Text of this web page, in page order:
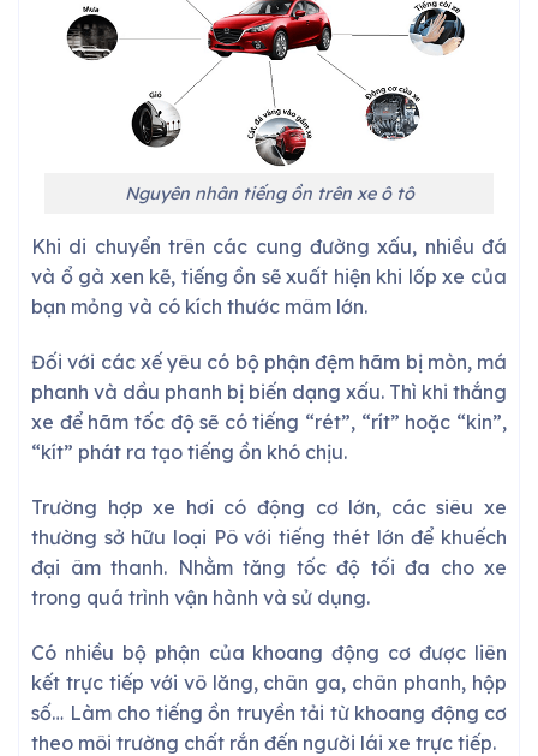
Nguyên nhân tiếng ồn trên xe ô tô
Khi di chuyển trên các cung đường xấu, nhiều đá
và ổ gà xen kẽ, tiếng ồn sẽ xuất hiện khi lốp xe của
bạn mỏng và có kích thước mâm lớn.
Đối với các xế yêu có bộ phận đệm hãm bị mòn, má
phanh và dầu phanh bị biến dạng xấu. Thì khi thắng
xe để hãm tốc độ sẽ có tiếng “rét”, “rít” hoặc “kin”,
“kít” phát ra tạo tiếng ồn khó chịu.
Trường hợp xe hơi có động cơ lớn, các siêu xe
thường sở hữu loại Pô với tiếng thét lớn để khuếch
đại âm thanh. Nhằm tăng tốc độ tối đa cho xe
trong quá trình vận hành và sử dụng.
Có nhiều bộ phận của khoang động cơ được liên
kết trực tiếp với vô lăng, chân ga, chân phanh, hộp
số… Làm cho tiếng ồn truyền tải từ khoang động cơ
theo môi trường chất rắn đến người lái xe trực tiếp.